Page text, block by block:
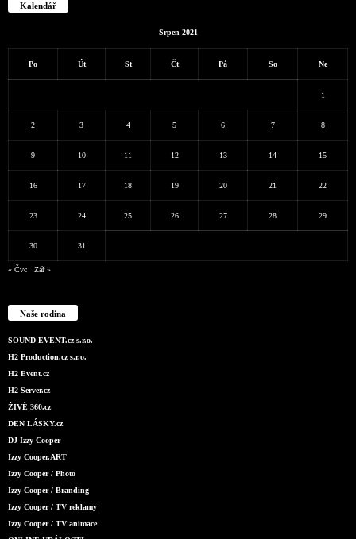
Kalendář
Srpen 2021
Po Út St Čt Pá So Ne
1
2 3 4 5 6 7 8
9 10 11 12 13 14 15
16 17 18 19 20 21 22
23 24 25 26 27 28 29
30 31
« Čvc Zář »
Naše rodina
SOUND EVENT.cz s.r.o.
H2 Production.cz s.r.o.
H2 Event.cz
H2 Server.cz
ŽIVĚ 360.cz
DEN LÁSKY.cz
DJ Izzy Cooper
Izzy Cooper.ART
Izzy Cooper / Photo
Izzy Cooper / Branding
Izzy Cooper / TV reklamy
Izzy Cooper / TV animace